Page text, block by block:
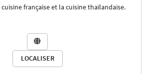
française et la cuisine thaïlandaise.

LOCALISER